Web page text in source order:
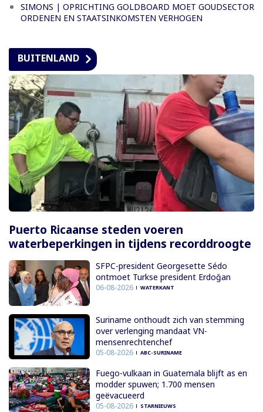
SIMONS | OPRICHTING GOLDBOARD MOET GOUDSECTOR
ORDENEN EN STAATSINKOMSTEN VERHOGEN
BUITENLAND
Puerto Ricaanse steden voeren
waterbeperkingen in tijdens recorddroogte
SFPC-president Georgesette Sédo
ontmoet Turkse president Erdoğan
06-08-2026 WATERKANT
Suriname onthoudt zich van stemming
over verlenging mandaat VN-
mensenrechtenchef
05-08-2026 ABC-SURINAME
Fuego-vulkaan in Guatemala blijft as en
modder spuwen; 1.700 mensen
geëvacueerd
05-08-2026 STARNIEUWS